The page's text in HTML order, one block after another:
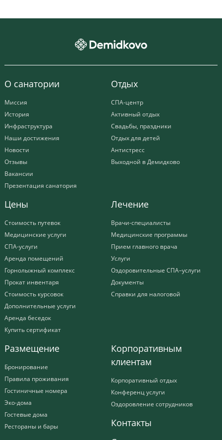
О санатории
Миссия
История
Инфраструктура
Наши достижения
Новости
Отзывы
Вакансии
Презентация санатория
Отдых
СПА-центр
Активный отдых
Свадьбы, праздники
Отдых для детей
Антистресс
Выходной в Демидково
Цены
Стоимость путевок
Медицинские услуги
СПА-услуги
Аренда помещений
Горнолыжный комплекс
Прокат инвентаря
Стоимость курсовок
Дополнительные услуги
Аренда беседок
Купить сертификат
Лечение
Врачи-специалисты
Медицинские программы
Прием главного врача
Услуги
Оздоровительные СПА–услуги
Документы
Справки для налоговой
Размещение
Бронирование
Правила проживания
Гостиничные номера
Эко-дома
Гостевые дома
Рестораны и бары
Корпоративным
клиентам
Корпоративный отдых
Конференц услуги
Оздоровление сотрудников
Контакты